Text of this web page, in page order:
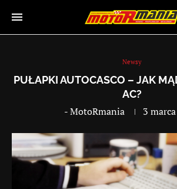
Newsy
PUŁAPKI AUTOCASCO – JAK
AC?
-MotoRmania 3